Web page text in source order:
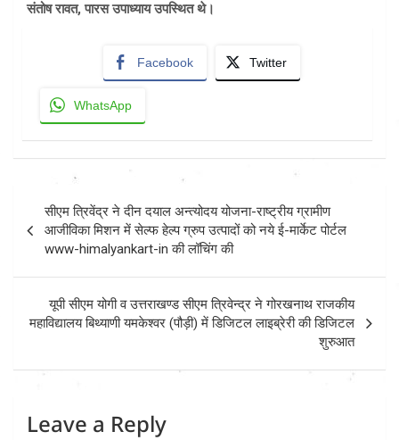
संतोष रावत, पारस उपाध्याय उपस्थित थे।
Facebook Twitter
WhatsApp
Post
navigation
सीएम त्रिवेंद्र ने दीन दयाल अन्त्योदय योजना-राष्ट्रीय ग्रामीण
आजीविका मिशन में सेल्फ हेल्प ग्रुप उत्पादों को नये ई-मार्केट पोर्टल
www-himalyankart-in की लॉचिंग की
यूपी सीएम योगी व उत्तराखण्ड सीएम त्रिवेन्द्र ने गोरखनाथ राजकीय
महाविद्यालय बिथ्याणी यमकेश्वर (पौड़ी) में डिजिटल लाइब्रेरी की डिजिटल
शुरुआत
Leave a Reply